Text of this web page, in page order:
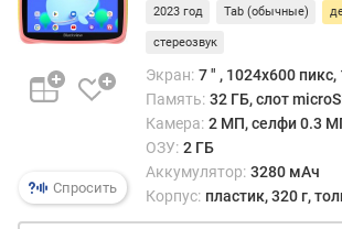
и
ц
п
е
р
Спросить
2023 год Tab (обычные)
стереозвук
Экран: 7 ″ , 1024x600
Память: 32 ГБ, слот
Камера: 2 МП, селфи 0.3
ОЗУ: 2 ГБ
Аккумулятор: 3280 мАч
Корпус: пластик, 320 г,